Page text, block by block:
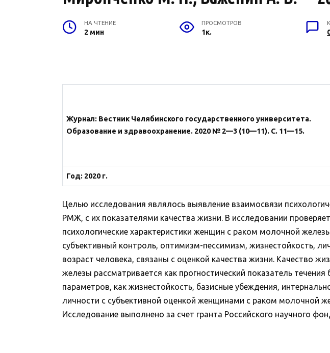
НА ЧТЕНИЕ
2 мин
ПРОСМОТРОВ
1к.
Журнал: Вестник Челябинского государственного университета.
Образование и здравоохранение. 2020 № 2—3 (10—11). С. 11—15.
Год: 2020 г.
Целью исследования являлось выявление взаимосвязи
РМЖ, с их показателями качества жизни. В исследовании
психологические характеристики женщин с раком молочной
субъективный контроль, оптимизм-пессимизм, жизнестойкость,
возраст человека, связаны с оценкой качества жизни. Качество
железы рассматривается как прогностический показатель
параметров, как жизнестойкость, базисные убеждения,
личности с субъективной оценкой женщинами с раком молочной
Исследование выполнено за счет гранта Российского научного